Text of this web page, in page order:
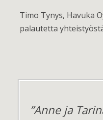
Timo Tynys, Havuka
palautetta
”Anne ja